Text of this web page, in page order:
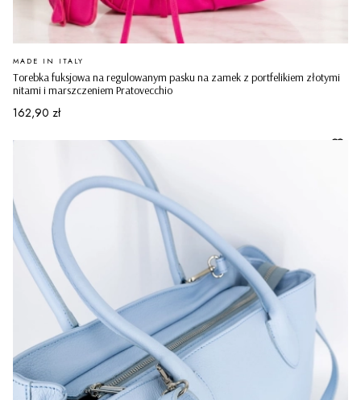
Torebka fuksjowa na regulowanym pasku na zamek z portfelikiem złotymi
nitami i marszczeniem Pratovecchio
PRODUCENT
MADE IN ITALY
Cena
162,90 zł